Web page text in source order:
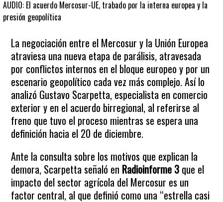
AUDIO: El acuerdo Mercosur-UE, trabado por la interna europea y la
presión geopolítica
La negociación entre el Mercosur y la Unión Europea
atraviesa una nueva etapa de parálisis, atravesada
por conflictos internos en el bloque europeo y por un
escenario geopolítico cada vez más complejo. Así lo
analizó Gustavo Scarpetta, especialista en comercio
exterior y en el acuerdo birregional, al referirse al
freno que tuvo el proceso mientras se espera una
definición hacia el 20 de diciembre.
Ante la consulta sobre los motivos que explican la
demora, Scarpetta señaló en Radioinforme 3 que el
impacto del sector agrícola del Mercosur es un
factor central, al que definió como una “estrella casi